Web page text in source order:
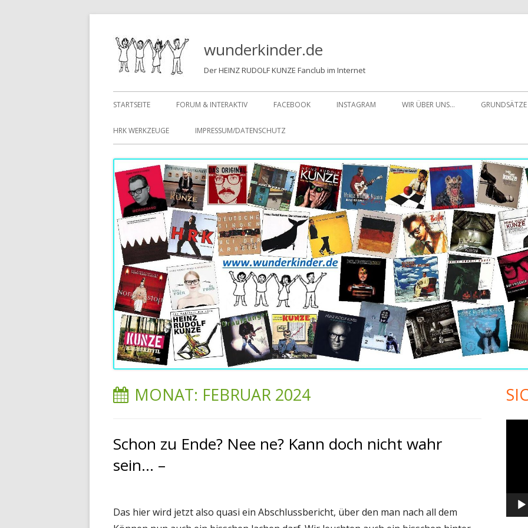
wunderkinder.de
Der HEINZ RUDOLF KUNZE Fanclub im Internet
Primäres
Menü
STARTSEITE FORUM & INTERAKTIV FACEBOOK INSTAGRAM WIR ÜBER UNS… GRUNDSÄTZE
HRK WERKZEUGE IMPRESSUM/DATENSCHUTZ
MONAT: FEBRUAR 2024
Schon zu Ende? Nee ne? Kann doch nicht wahr
sein… –
Das hier wird jetzt also quasi ein Abschlussbericht, über den man nach all dem